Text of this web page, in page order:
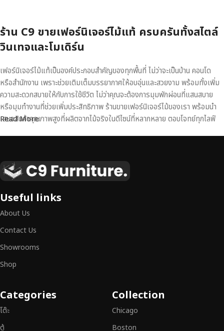
ร้าน C9 ขายเฟอร์นิเจอร์ไม้แท้ ครบครันทั้งสไตล์
วินเทจและโมเดิร์น
เฟอร์นิเจอร์ไม้แท้เป็นองค์ประกอบสำคัญของทุกพื้นที่ ไม่ว่าจะเป็นบ้าน คอนโด
หรือสำนักงาน เพราะช่วยเติมเต็มบรรยากาศให้อบอุ่นและสวยงาม พร้อมทั้งเพิ่ม
ความสะดวกสบายให้กับการใช้ชีวิต ไม่ว่าคุณจะต้องการมุมพักผ่อนที่แสนสบาย
หรือมุมทำงานที่ช่วยเพิ่มประสิทธิภาพ ร้านขายเฟอร์นิเจอร์ไม้ของเรา พร้อมนำ
เสนอสินค้าคุณภาพสูงที่ผลิตจากไม้จริงในดีไซน์ที่หลากหลาย ตอบโจทย์ทุกไลฟ์
เหนือระดับ
เฟอร์นิเจอร์ไม้ไม่ใช่เพียงของตกแต่ง แต่เป็นงานศิลปะที่สะท้อนถึงรสนิยมและ
สามารถผสานความสวยงาม ความแข็งแรง และการใช้งานที่ตอบโจทย์ทุกความ
ต้องการได้อย่างลงตัว เฟอร์นิเจอร์ทุกชิ้นของเราผลิตจากวัสดุคุณภาพสูง ผ่าน
การตรวจสอบมาตรฐานอย่างเคร่งครัด
สิก และการใช้งานที่ยาวนาน
ประกันคุณภาพและการบริการที่ดีที่สุด
Read More
Useful links
About Us
Contact Us
Showrooms
Shop
Categories
โต๊ะ
ตู้
Collection
Chicago
Boston